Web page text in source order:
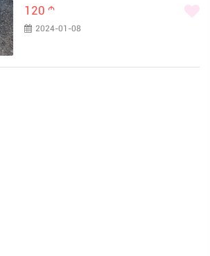
120 m
2024-01-08